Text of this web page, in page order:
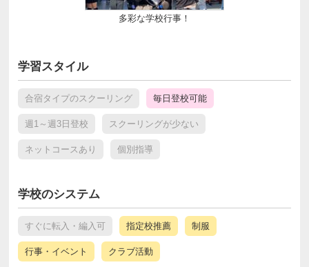
多彩な学校行事！
学習スタイル
合宿タイプのスクーリング 毎日登校可能
週1～週3日登校 スクーリングが少ない
ネットコースあり 個別指導
学校のシステム
すぐに転入・編入可 指定校推薦 制服
行事・イベント クラブ活動